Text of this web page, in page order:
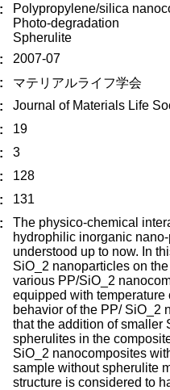
Polypropylene/silica
Photo-degradation
Spherulite
2007-07
マテリアルライフ学会
Journal of Materials Life
19
3
128
131
The physico-chemical
hydrophilic inorganic
understood up to now. In
SiO_2 nanoparticles on
various PP/SiO_2
equipped with temperature
behavior of the PP/ SiO_2
that the addition of smaller
spherulites in the
SiO_2 nanocomposites
sample without spherulite
structure is considered to